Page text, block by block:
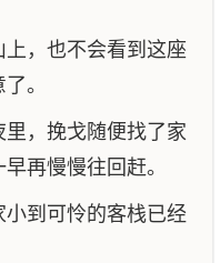
，也不会看到这座
。
，挽戈随便找了家
再慢慢往回赶。
到可怜的客栈已经